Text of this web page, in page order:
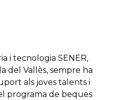
i tecnologia SENER,
del Vallès, sempre ha
als joves talents i
programa de beques